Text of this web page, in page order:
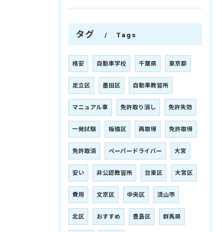
タグ Tags
格安 自動車学校 千葉県 東京都
足立区 墨田区 自動車教習所
マニュアル車 免許取り消し 免許失効
一発試験 板橋区 再取得 免許取得
免許取消 ペーパードライバー 大宮
安い 非公認教習所 台東区 大宮区
費用 文京区 中央区 流山市
北区 おすすめ 豊島区 群馬県